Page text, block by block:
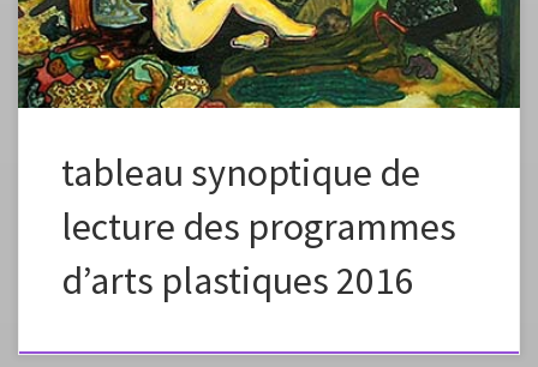
tableau synoptique de
lecture des programmes
d’arts plastiques 2016